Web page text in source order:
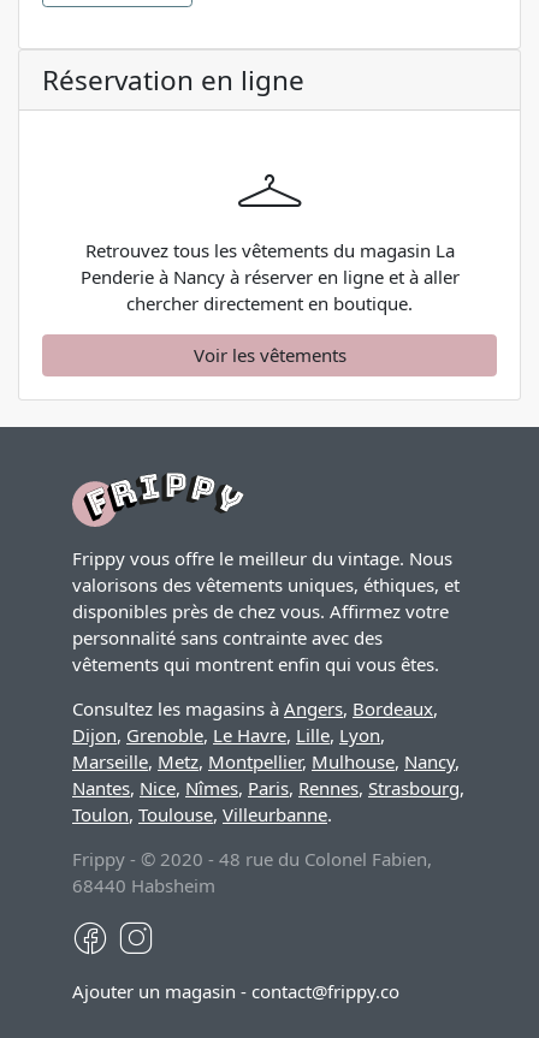
Réservation en ligne
Retrouvez tous les vêtements du magasin La
Penderie à Nancy à réserver en ligne et à aller
chercher directement en boutique.
Voir les vêtements
Frippy vous offre le meilleur du vintage. Nous
valorisons des vêtements uniques, éthiques, et
disponibles près de chez vous. Affirmez votre
personnalité sans contrainte avec des
vêtements qui montrent enfin qui vous êtes.
Consultez les magasins à Angers, Bordeaux,
Dijon, Grenoble, Le Havre, Lille, Lyon,
Marseille, Metz, Montpellier, Mulhouse, Nancy,
Nantes, Nice, Nîmes, Paris, Rennes, Strasbourg,
Toulon, Toulouse, Villeurbanne.
Frippy - © 2020 - 48 rue du Colonel Fabien,
68440 Habsheim
Facebook
Ajouter un magasin - contact@frippy.co